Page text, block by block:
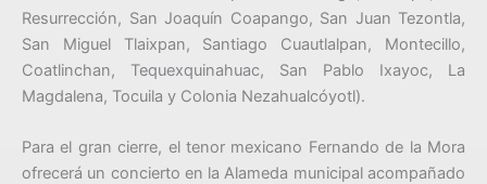
Resurrección, San Joaquín Coapango, San Juan Tezontla,
San Miguel Tlaixpan, Santiago Cuautlalpan, Montecillo,
Coatlinchan, Tequexquinahuac, San Pablo Ixayoc, La
Magdalena, Tocuila y Colonia Nezahualcóyotl).
Para el gran cierre, el tenor mexicano Fernando de la Mora
ofrecerá un concierto en la Alameda municipal acompañado